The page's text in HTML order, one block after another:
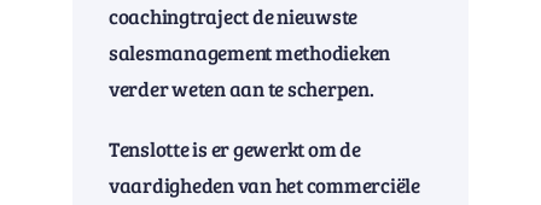
coachingtraject de nieuwste
salesmanagement methodieken
verder weten aan te scherpen.
Tenslotte is er gewerkt om de
vaardigheden van het commerciële